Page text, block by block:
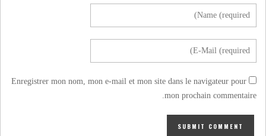
Enregistrer mon nom, mon e-mail et mon site dans le navigateur pour
mon prochain commentaire.